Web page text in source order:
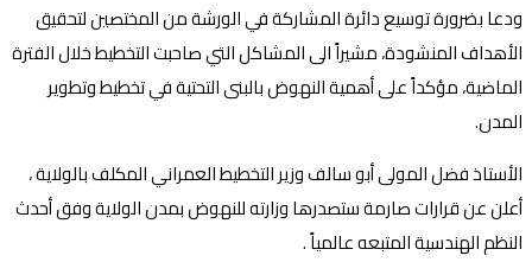
ودعا بضرورة توسيع دائرة المشاركة في الورشة من المختصين لتحقيق
الأهداف المنشودة، مشيراً الى المشاكل التي صاحبت التخطيط خلال الفترة
الماضية، مؤكداً على أهمية النهوض بالبنى التحتية في تخطيط وتطوير
المدن.
الأستاذ فضل المولى أبو سالف وزير التخطيط العمراني المكلف بالولاية ،
أعلن عن قرارات صارمة ستصدرها وزارته للنهوض بمدن الولاية وفق أحدث
النظم الهندسية المتبعه عالمياً .